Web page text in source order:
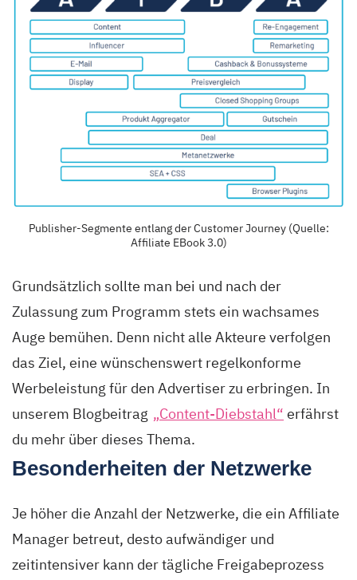
Publisher-Segmente entlang der Customer Journey (Quelle:
Affiliate EBook 3.0)
Grundsätzlich sollte man bei und nach der
Zulassung zum Programm stets ein wachsames
Auge bemühen. Denn nicht alle Akteure verfolgen
das Ziel, eine wünschenswert regelkonforme
Werbeleistung für den Advertiser zu erbringen. In
unserem Blogbeitrag „Content-Diebstahl“ erfährst
du mehr über dieses Thema.
Besonderheiten der Netzwerke
Je höher die Anzahl der Netzwerke, die ein Affiliate
Manager betreut, desto aufwändiger und
zeitintensiver kann der tägliche Freigabeprozess